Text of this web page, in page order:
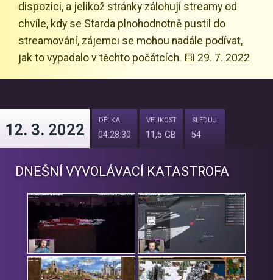
dispozici, a jelikož stránky zálohují streamy od
chvíle, kdy se Starda plnohodnotně pustil do
streamování, zájemci se mohou nadále podívat,
jak to vypadalo v těchto počátcích. 🟨 29. 7. 2022
12. 3. 2022
DÉLKA
04:28:30
VELIKOST
11,5 GB
SLEDUJ.
54
DNEŠNÍ VYVOLÁVACÍ KATASTROFA